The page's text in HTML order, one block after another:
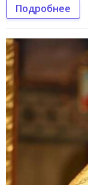
Подробнее